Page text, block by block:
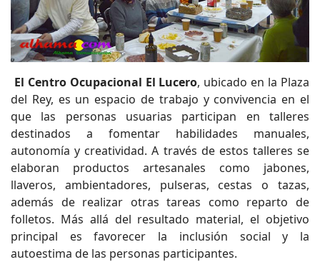
El Centro Ocupacional El Lucero, ubicado en la Plaza
del Rey, es un espacio de trabajo y convivencia en el
que las personas usuarias participan en talleres
destinados a fomentar habilidades manuales,
autonomía y creatividad. A través de estos talleres se
elaboran productos artesanales como jabones,
llaveros, ambientadores, pulseras, cestas o tazas,
además de realizar otras tareas como reparto de
folletos. Más allá del resultado material, el objetivo
principal es favorecer la inclusión social y la
autoestima de las personas participantes.